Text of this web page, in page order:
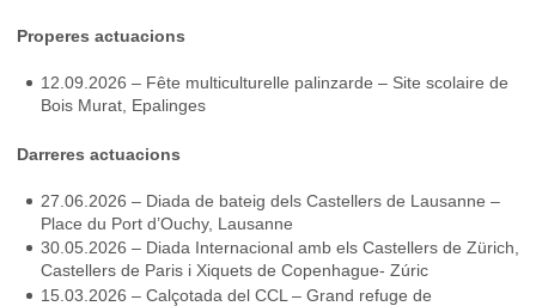
Properes actuacions
12.09.2026 – Fête multiculturelle palinzarde – Site scolaire de
Bois Murat, Epalinges
Darreres actuacions
27.06.2026 – Diada de bateig dels Castellers de Lausanne –
Place du Port d’Ouchy, Lausanne
30.05.2026 – Diada Internacional amb els Castellers de Zürich,
Castellers de Paris i Xiquets de Copenhague- Zúric
15.03.2026 – Calçotada del CCL – Grand refuge de